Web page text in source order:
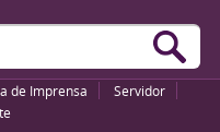
de Imprensa
Servidor